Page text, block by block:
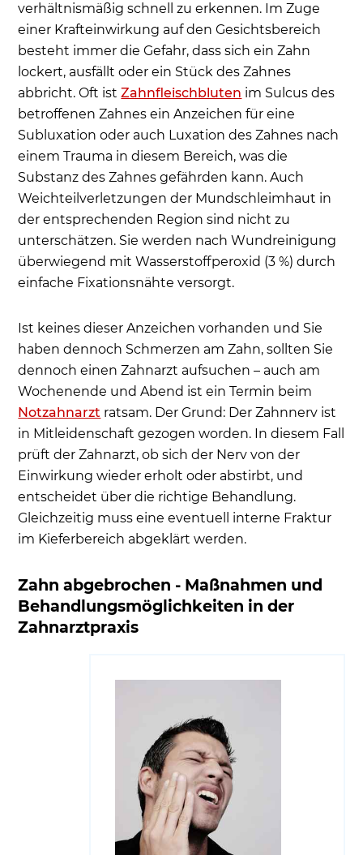
verhältnismäßig schnell zu erkennen. Im Zuge
einer Krafteinwirkung auf den Gesichtsbereich
besteht immer die Gefahr, dass sich ein Zahn
lockert, ausfällt oder ein Stück des Zahnes
abbricht. Oft istZahnfleischbluten im Sulcus des
betroffenen Zahnes ein Anzeichen für eine
Subluxation oder auch Luxation des Zahnes nach
einem Trauma in diesem Bereich, was die
Substanz des Zahnes gefährden kann. Auch
Weichteilverletzungen der Mundschleimhaut in
der entsprechenden Region sind nicht zu
unterschätzen. Sie werden nach Wundreinigung
überwiegend mit Wasserstoffperoxid (3 %) durch
einfache Fixationsnähte versorgt.
Ist keines dieser Anzeichen vorhanden und Sie
haben dennoch Schmerzen am Zahn, sollten Sie
dennoch einen Zahnarzt aufsuchen – auch am
Wochenende und Abend ist ein Termin beim
Notzahnarzt ratsam. Der Grund: Der Zahnnerv ist
in Mitleidenschaft gezogen worden. In diesem Fall
prüft der Zahnarzt, ob sich der Nerv von der
Einwirkung wieder erholt oder abstirbt, und
entscheidet über die richtige Behandlung.
Gleichzeitig muss eine eventuell interne Fraktur
im Kieferbereich abgeklärt werden.
Zahn abgebrochen - Maßnahmen und
Behandlungsmöglichkeiten in der
Zahnarztpraxis